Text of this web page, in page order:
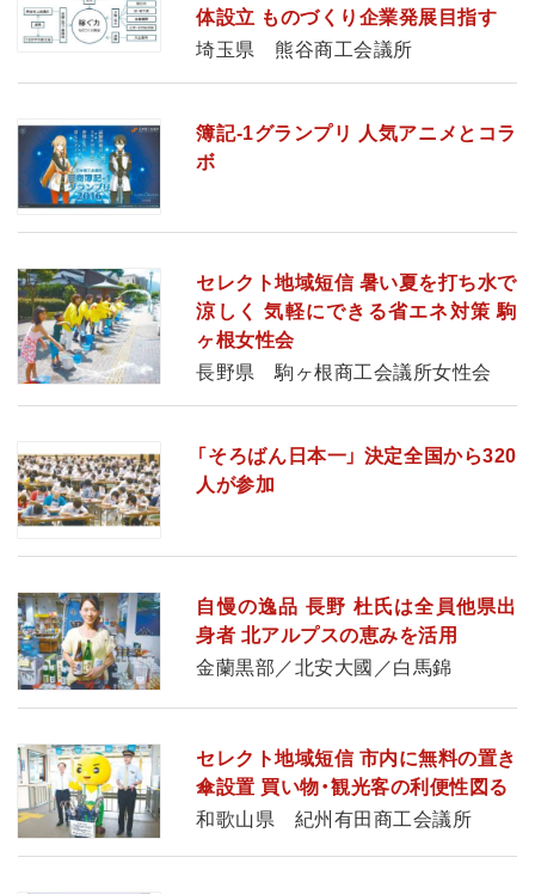
体設立 ものづくり企業発展目指す
埼玉県 熊谷商工会議所
簿記‐1グランプリ 人気アニメとコラ
ボ
セレクト地域短信 暑い夏を打ち水で
涼しく 気軽にできる省エネ対策 駒
ヶ根女性会
長野県 駒ヶ根商工会議所女性会
「そろばん日本一」 決定全国から320
人が参加
自慢の逸品 長野 杜氏は全員他県出
身者 北アルプスの恵みを活用
金蘭黒部／北安大國／白馬錦
セレクト地域短信 市内に無料の置き
傘設置 買い物・観光客の利便性図る
和歌山県 紀州有田商工会議所